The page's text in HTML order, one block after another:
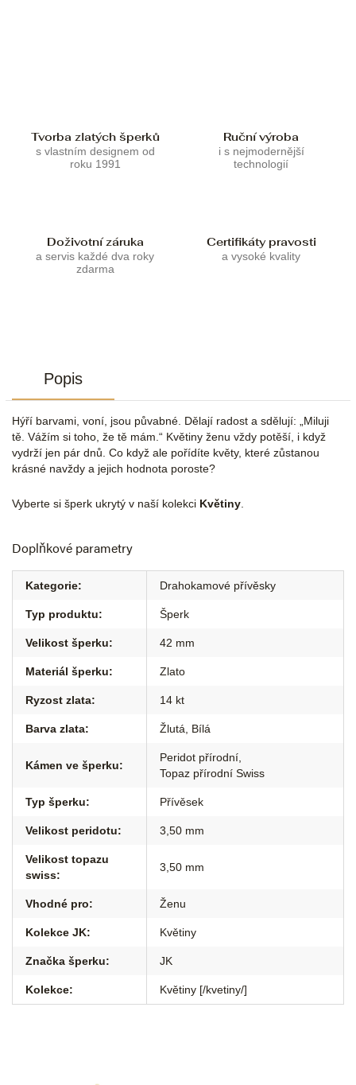
Tvorba zlatých šperků
s vlastním designem od
roku 1991
Ruční výroba
i s nejmodernější
technologií
Doživotní záruka
a servis každé dva roky
zdarma
Certifikáty pravosti
a vysoké kvality
Popis
Hýří barvami, voní, jsou půvabné. Dělají radost a sdělují: „Miluji
tě. Vážím si toho, že tě mám.“ Květiny ženu vždy potěší, i když
vydrží jen pár dnů. Co když ale pořídíte květy, které zůstanou
krásné navždy a jejich hodnota poroste?
Vyberte si šperk ukrytý v naší kolekci Květiny
Doplňkové parametry
Kategorie: Drahokamové přívěsky
Typ produktu: Šperk
Velikost šperku: 42 mm
Materiál šperku: Zlato
Ryzost zlata: 14 kt
Barva zlata: Žlutá Bílá
Kámen ve šperku:
Peridot přírodní
Topaz přírodní Swiss
Typ šperku: Přívěsek
Velikost peridotu: 3,50 mm
Velikost topazu
swiss:
3,50 mm
Vhodné pro: Ženu
Kolekce JK: Květiny
Značka šperku: JK
Kolekce: Květiny [/kvetiny/]